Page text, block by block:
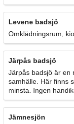
Levene badsjö
Omklädningsrum,
Järpås badsjö
Järpås badsjö är en
samhälle. Här finns
minsta. Ingen
Jämnesjön